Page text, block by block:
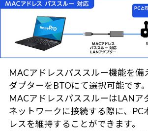
MACアドレスパススルー機能を備
ダプターをBTOにて選択可能です。
MACアドレスパススルーはLANア
ネットワークに接続する際に、PC
レスを維持することができます。